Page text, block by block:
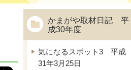
かまがや取材日記 平
成30年度
気になるスポット3 平成
31年3月25日